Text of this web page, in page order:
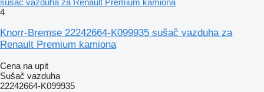
4
Knorr-Bremse 22242664-K099935 sušač vazduha za
Renault Premium kamiona
Cena na upit
Sušač vazduha
22242664-K099935